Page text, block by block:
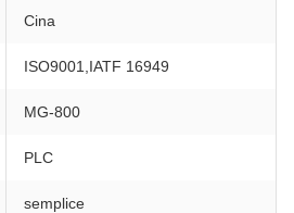
Cina
ISO9001,IATF 16949
MG-800
PLC
semplice